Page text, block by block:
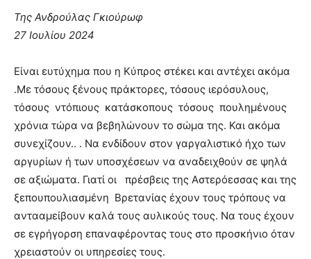
Της Ανδρούλας Γκιούρωφ
27 Ιουλίου 2024
Είναι ευτύχημα που η Κύπρος στέκει και αντέχει ακόμα
.Με τόσους ξένους πράκτορες, τόσους ιερόσυλους,
τόσους ντόπιους κατάσκοπους τόσους πουλημένους
χρόνια τώρα να βεβηλώνουν το σώμα της. Και ακόμα
συνεχίζουν.. . Να ενδίδουν στον γαργαλιστικό ήχο των
αργυρίων ή των υποσχέσεων να αναδειχθούν σε ψηλά
σε αξιώματα. Γιατί οι πρέσβεις της Αστερόεσσας και της
ξεπουπουλιασμένη Βρετανίας έχουν τους τρόπους να
αντααμείβουν καλά τους αυλικούς τους. Να τους έχουν
σε εγρήγορση επαναφέροντας τους στο προσκήνιο όταν
χρειαστούν οι υπηρεσίες τους.